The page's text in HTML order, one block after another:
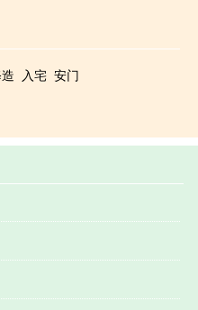
入宅 安门